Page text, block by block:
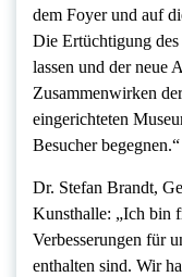
dem Foyer und auf
Die Ertüchtigung
lassen und der neue
Zusammenwirken
eingerichteten
Besucher begegnen.“
Dr. Stefan Brandt,
Kunsthalle: „Ich bin
Verbesserungen für
enthalten sind. Wir